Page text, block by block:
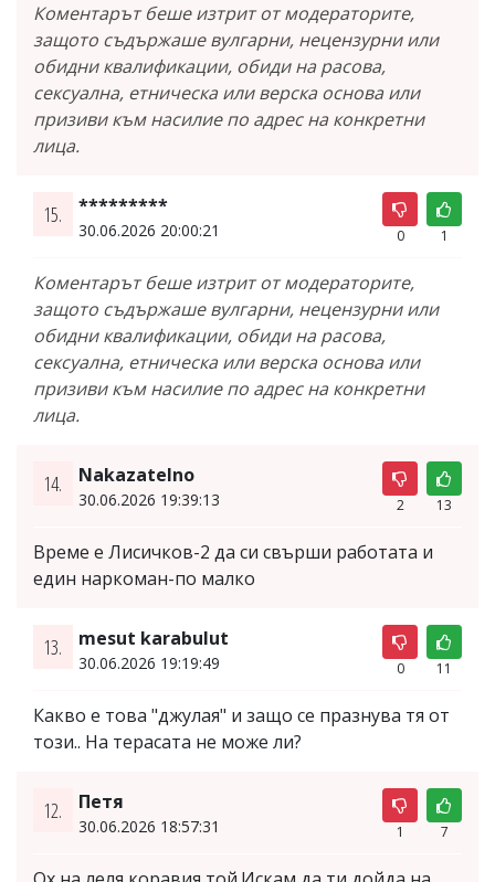
Коментарът беше изтрит от модераторите,
защото съдържаше вулгарни, нецензурни или
обидни квалификации, обиди на расова,
сексуална, етническа или верска основа или
призиви към насилие по адрес на конкретни
лица.
15. *********
30.06.2026 20:00:21 0 1
Коментарът беше изтрит от модераторите,
защото съдържаше вулгарни, нецензурни или
обидни квалификации, обиди на расова,
сексуална, етническа или верска основа или
призиви към насилие по адрес на конкретни
лица.
14. Nakazatelno
30.06.2026 19:39:13 2 13
Време е Лисичков-2 да си свърши работата и
един наркоман-по малко
13. mesut karabulut
30.06.2026 19:19:49 0 11
Какво е това "джулая" и защо се празнува тя от
този.. На терасата не може ли?
12. Петя
30.06.2026 18:57:31 1 7